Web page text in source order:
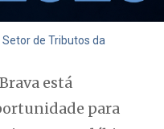
de Tributos da
está
para